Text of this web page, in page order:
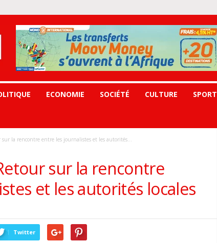
ECONOMIE SOCIÉTÉ CULTURE SPORT
sur la rencontre entre les journalistes et les autorités...
sur la rencontre
et les autorités locales
Twitter